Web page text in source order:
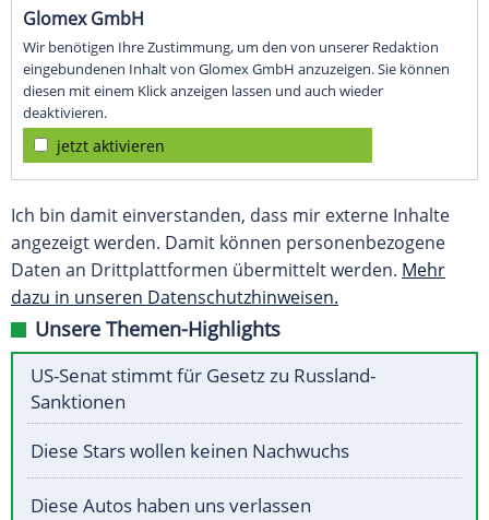
Glomex GmbH
Wir benötigen Ihre Zustimmung, um den von unserer Redaktion
eingebundenen Inhalt von Glomex GmbH anzuzeigen. Sie können
diesen mit einem Klick anzeigen lassen und auch wieder
deaktivieren.
jetzt aktivieren
Ich bin damit einverstanden, dass mir externe Inhalte
angezeigt werden. Damit können personenbezogene
Daten an Drittplattformen übermittelt werden. Mehr
dazu in unseren Datenschutzhinweisen.
Unsere Themen-Highlights
US-Senat stimmt für Gesetz zu Russland-
Sanktionen
Diese Stars wollen keinen Nachwuchs
Diese Autos haben uns verlassen